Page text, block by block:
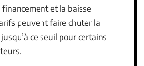
et la baisse
peuvent faire chuter la
ce seuil pour certains